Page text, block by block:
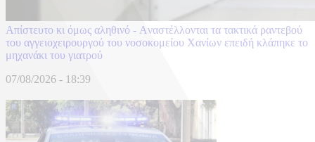
Απίστευτο κι όμως αληθινό - Aναστέλλονται τα τακτικά ραντεβού
του αγγειοχειρουργού του νοσοκομείου Χανίων επειδή κλάπηκε το
μηχανάκι του γιατρού
07/08/2026 - 18:39